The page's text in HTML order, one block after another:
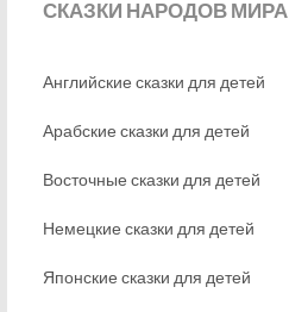
СКАЗКИ НАРОДОВ МИРА
Английские сказки для детей
Арабские сказки для детей
Восточные сказки для детей
Немецкие сказки для детей
Японские сказки для детей